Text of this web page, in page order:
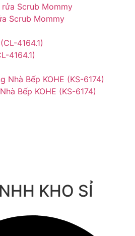
Scrub Mommy
4164.1)
Bếp KOHE (KS-6174)
KHO SỈ